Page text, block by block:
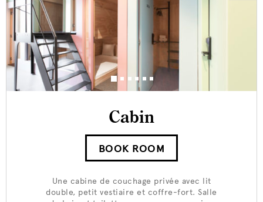
Cabin
BOOK ROOM
Une cabine de couchage privée avec lit
double, petit vestiaire et coffre-fort. Salle